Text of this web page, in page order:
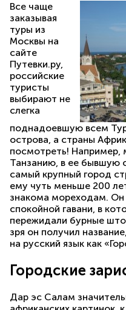
Все чаще
заказывая
туры из
Москвы на
сайте
Путевки.ру,
российские
туристы
выбирают не
слегка
поднадоевшую всем
острова, а страны
посмотреть! Например,
Танзанию, в ее бывшую
самый крупный город
ему чуть меньше 200
знакома мореходам. Он
спокойной гавани, в
пережидали бурные
зря он получил
на русский язык как
Городские
Дар эс Салам